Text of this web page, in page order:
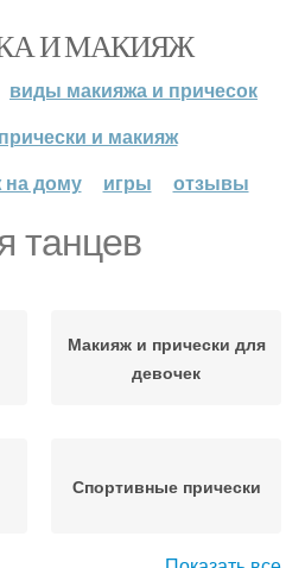
И МАКИЯЖ
виды макияжа и причесок
и макияж
на дому
игры отзывы
танцев
Макияж и прически для
девочек
Спортивные прически